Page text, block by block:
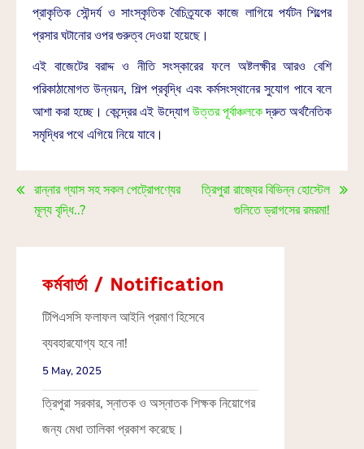
প্রাকৃতিক সৌন্দর্য ও সাংস্কৃতিক বৈচিত্র্যকে কাজে লাগিয়ে পর্যটন শিল্পের
প্রসার ঘটানোর ওপর গুরুত্ব দেওয়া হয়েছে।
এই বাজেটের বরাদ্দ ও নীতি সংস্কারের ফলে অষ্টলক্ষীর আরও বেশি
পরিকাঠামোগত উন্নয়ন, শিল্প প্রবৃদ্ধি এবং কর্মসংস্থানের সুযোগ পাবে বলে
আশা করা হচ্ছে। কেন্দ্রের এই উদ্যোগউত্তর পূর্বাঞ্চলকেদ্রুত অর্থনৈতিক
সমৃদ্ধির পথে এগিয়ে নিয়ে যাবে।
রান্নার গ্যাস সহ সকল পেট্রোপণ্যের
মূল্য বৃদ্ধি..?
ত্রিপুরা রাজ্যের বিভিন্ন হোস্টেল
গুলিতে ড্রাগসের রমরমা!
কর্মবার্তা / Notification
টিপিএসসি ফলাফল আইনি প্রমাণ হিসেবে
ব্যবহারযোগ্য হবে না!
5 May, 2025
ত্রিপুরা সরকার, স্নাতক ও অস্নাতক শিক্ষক নিয়োগের
জন্য মেধা তালিকা প্রকাশ করেছে।